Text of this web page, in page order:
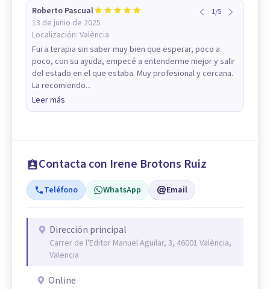
Roberto Pascual
13 de junio de 2025
Localización: València
1/5
Fui a terapia sin saber muy bien que esperar, poco a
poco, con su ayuda, empecé a entenderme mejor y salir
del estado en el que estaba. Muy profesional y cercana.
La recomiendo...
Leer más
Contacta con Irene Brotons Ruiz
Teléfono WhatsApp Email
Dirección principal
Carrer de l'Editor Manuel Aguilar, 3, 46001 València,
Valencia
Online